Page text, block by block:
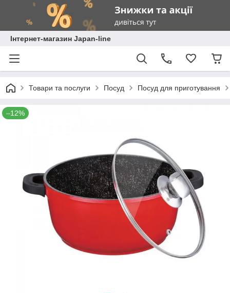
Інтернет-магазин Japan-line
Товари та послуги Посуд Посуд для приготування
–12%